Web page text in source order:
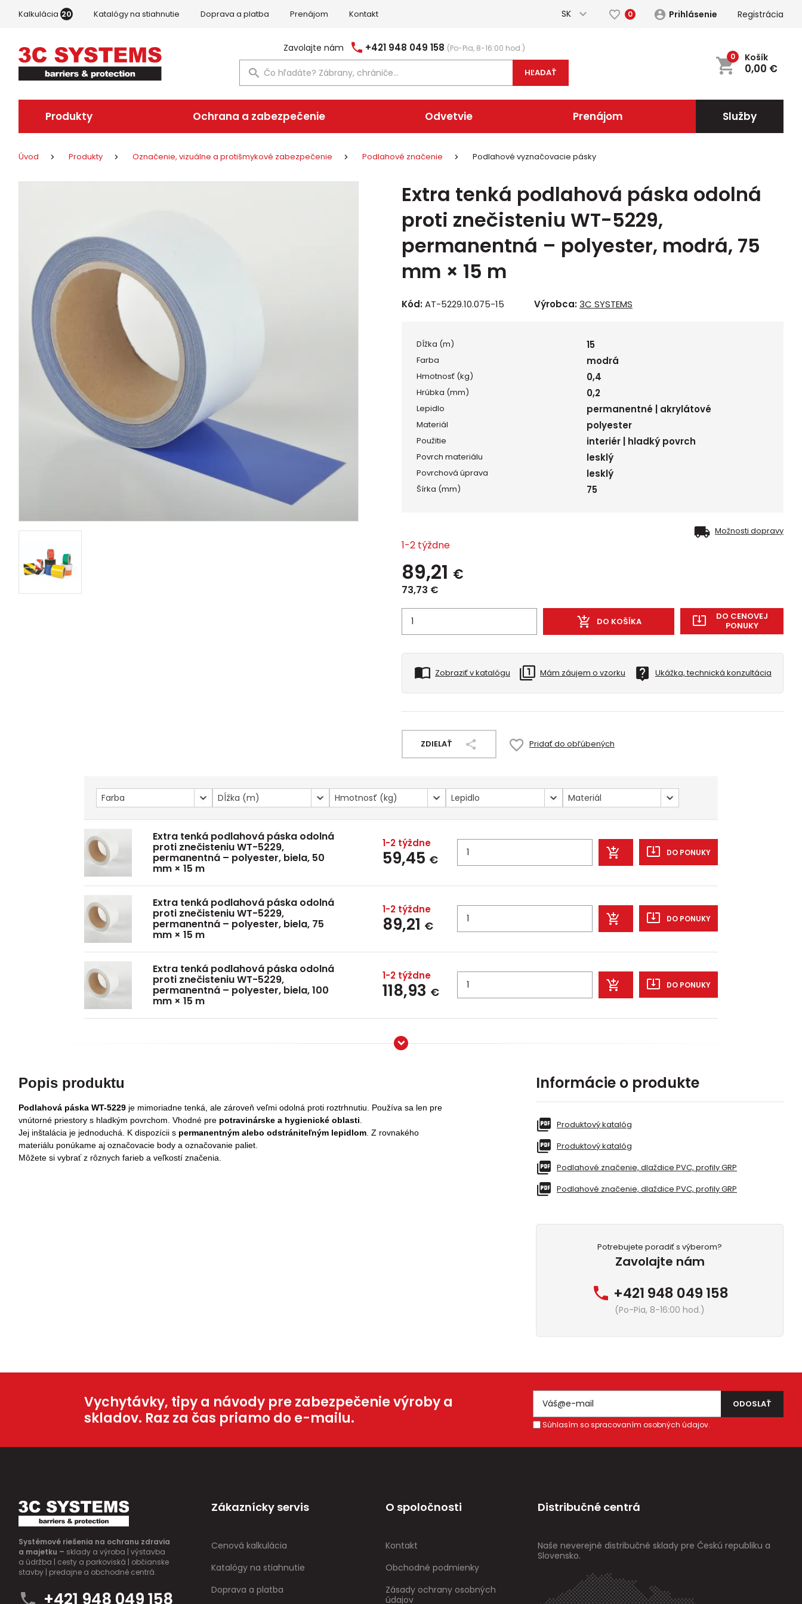
Kalkulácia 20 Katalógy na stiahnutie Doprava a platba Prenájom Kontakt SK 0 Prihlásenie Registrácia
Zavolajte nám +421 948 049 158 (Po-Pia, 8-16:00 hod.)
HĽADAŤ
Košík
0,00 €
0
Produkty Ochrana a zabezpečenie Odvetvie Prenájom Služby
Úvod Produkty Označenie, vizuálne a protišmykové zabezpečenie Podlahové značenie Podlahové vyznačovacie pásky
Extra tenká podlahová páska odolná
proti znečisteniu WT-5229,
permanentná – polyester, modrá, 75
mm × 15 m
Kód:AT-5229.10.075-15 Výrobca:3C SYSTEMS
Dĺžka (m) 15
Farba modrá
Hmotnosť (kg) 0,4
Hrúbka (mm) 0,2
Lepidlo permanentné | akrylátové
Materiál polyester
Použitie interiér | hladký povrch
Povrch materiálu lesklý
Povrchová úprava lesklý
Šírka (mm) 75
Možnosti dopravy
1-2 týždne
89,21 €
73,73 €
DO KOŠÍKA
DO CENOVEJ
PONUKY
Zobraziť v katalógu Mám záujem o vzorku Ukážka, technická konzultácia
ZDIELAŤ Pridať do obľúbených
Farba Dĺžka (m) Hmotnosť (kg) Lepidlo Materiál
Extra tenká podlahová páska odolná
proti znečisteniu WT-5229,
permanentná – polyester, biela, 50
mm × 15 m
1-2 týždne
59,45 € DO PONUKY
Extra tenká podlahová páska odolná
proti znečisteniu WT-5229,
permanentná – polyester, biela, 75
mm × 15 m
1-2 týždne
89,21 € DO PONUKY
Extra tenká podlahová páska odolná
proti znečisteniu WT-5229,
permanentná – polyester, biela, 100
mm × 15 m
1-2 týždne
118,93 € DO PONUKY
Popis produktu
Podlahová páska WT-5229 je mimoriadne tenká, ale zároveň veľmi odolná proti roztrhnutiu. Používa sa len pre
vnútorné priestory s hladkým povrchom. Vhodné pre potravinárske a hygienické oblasti
Jej inštalácia je jednoduchá. K dispozícii s permanentným alebo odstrániteľným lepidlom Z rovnakého
materiálu ponúkame aj označovacie body a označovanie paliet.
Môžete si vybrať z rôznych farieb a veľkostí značenia.
Informácie o produkte
Produktový katalóg
Produktový katalóg
Podlahové značenie, dlaždice PVC, profily GRP
Podlahové značenie, dlaždice PVC, profily GRP
Potrebujete poradiť s výberom?
Zavolajte nám
+421 948 049 158
(Po-Pia, 8-16:00 hod.)
Vychytávky, tipy a návody pre zabezpečenie výroby a
skladov. Raz za čas priamo do e-mailu.
Súhlasím so spracovaním osobných údajov.
Systémové riešenia na ochranu zdravia
a majetku – sklady a výroba | výstavba
a údržba | cesty a parkoviská | občianske
stavby | predajne a obchodné centrá.
+421 948 049 158
Zákaznícky servis
Cenová kalkulácia
Katalógy na stiahnutie
Doprava a platba
O spoločnosti
Kontakt
Obchodné podmienky
Zásady ochrany osobných
údajov
Distribučné centrá
Naše neverejné distribučné sklady pre Českú republiku a
Slovensko.